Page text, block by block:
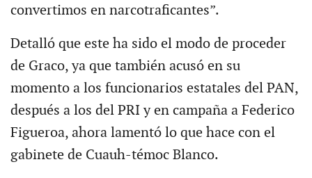
convertimos en narcotraficantes”.
Detalló que este ha sido el modo de proceder
de Graco, ya que también acusó en su
momento a los funcionarios estatales del PAN,
después a los del PRI y en campaña a Federico
Figueroa, ahora lamentó lo que hace con el
gabinete de Cuauh-témoc Blanco.